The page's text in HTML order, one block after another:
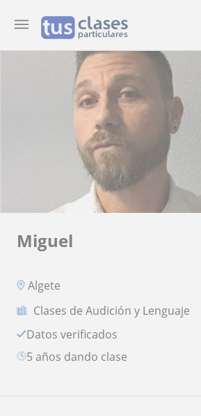
Miguel
Algete
Clases de Audición y Lenguaje
Datos verificados
5 años dando clase